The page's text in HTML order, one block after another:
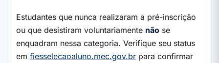
Estudantes que nunca realizaram a pré-inscrição
ou que desistiram voluntariamente não se
enquadram nessa categoria. Verifique seu status
em fiesselecaoaluno.mec.gov.br para confirmar